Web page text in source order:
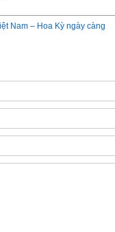
Nam – Hoa Kỳ ngày càng